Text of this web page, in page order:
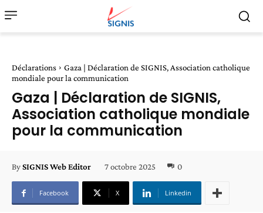
Déclarations
Gaza | Déclaration de SIGNIS, Association catholique
mondiale pour la communication
Gaza | Déclaration de SIGNIS,
Association catholique mondiale
pour la communication
BySIGNIS Web Editor 7 octobre 2025 0
Facebook X Linkedin